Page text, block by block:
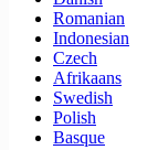
Romanian
Indonesian
Czech
Afrikaans
Swedish
Polish
Basque